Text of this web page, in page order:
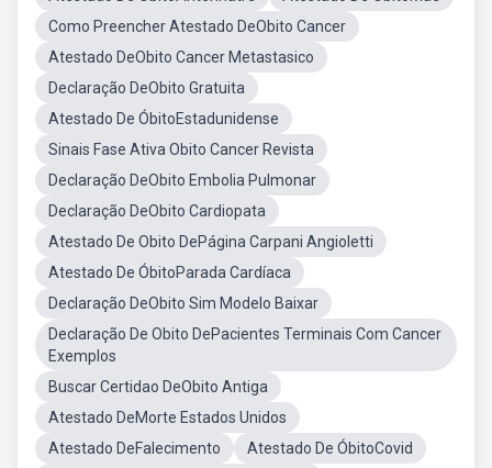
Como Preencher Atestado DeObito Cancer
Atestado DeObito Cancer Metastasico
Declaração DeObito Gratuita
Atestado De ÓbitoEstadunidense
Sinais Fase Ativa Obito Cancer Revista
Declaração DeObito Embolia Pulmonar
Declaração DeObito Cardiopata
Atestado De Obito DePágina Carpani Angioletti
Atestado De ÓbitoParada Cardíaca
Declaração DeObito Sim Modelo Baixar
Declaração De Obito DePacientes Terminais Com Cancer
Exemplos
Buscar Certidao DeObito Antiga
Atestado DeMorte Estados Unidos
Atestado DeFalecimento
Atestado De ÓbitoCovid